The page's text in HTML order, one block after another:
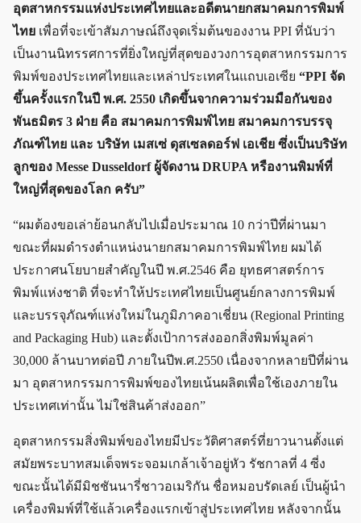
อุตสาหกรรมแห่งประเทศไทยและอดีตนายกสมาคมการพิมพ์
ไทย เพื่อที่จะเข้าสัมภาษณ์ถึงจุดเริ่มต้นของงาน PPI ที่นับว่า
เป็นงานนิทรรศการที่ยิ่งใหญ่ที่สุดของวงการอุตสาหกรรมการ
พิมพ์ของประเทศไทยและเหล่าประเทศในแถบเอเซีย “PPI จัด
ขึ้นครั้งแรกในปี พ.ศ. 2550 เกิดขึ้นจากความร่วมมือกันของ
พันธมิตร 3 ฝ่าย คือ สมาคมการพิมพ์ไทย สมาคมการบรรจุ
ภัณฑ์ไทย และ บริษัท เมสเซ่ ดุสเซลดอร์ฟ เอเชีย ซึ่งเป็นบริษัท
ลูกของ Messe Dusseldorf ผู้จัดงาน DRUPA หรืองานพิมพ์ที่
ใหญ่ที่สุดของโลก ครับ”
“ผมต้องขอเล่าย้อนกลับไปเมื่อประมาณ 10 กว่าปีที่ผ่านมา
ขณะที่ผมดำรงตำแหน่งนายกสมาคมการพิมพ์ไทย ผมได้
ประกาศนโยบายสำคัญในปี พ.ศ.2546 คือ ยุทธศาสตร์การ
พิมพ์แห่งชาติ ที่จะทำให้ประเทศไทยเป็นศูนย์กลางการพิมพ์
และบรรจุภัณฑ์แห่งใหม่ในภูมิภาคอาเชี่ยน (Regional Printing
and Packaging Hub) และตั้งเป้าการส่งออกสิ่งพิมพ์มูลค่า
30,000 ล้านบาทต่อปี ภายในปีพ.ศ.2550 เนื่องจากหลายปีที่ผ่าน
มา อุตสาหกรรมการพิมพ์ของไทยเน้นผลิตเพื่อใช้เองภายใน
ประเทศเท่านั้น ไม่ใช่สินค้าส่งออก”
อุตสาหกรรมสิ่งพิมพ์ของไทยมีประวัติศาสตร์ที่ยาวนานตั้งแต่
สมัยพระบาทสมเด็จพระจอมเกล้าเจ้าอยู่หัว รัชกาลที่ 4 ซี่ง
ขณะนั้นได้มีมิชชันนารี่ชาวอเมริกัน ชื่อหมอบรัดเลย์ เป็นผู้นำ
เครื่องพิมพ์ที่ใช้แล้วเครื่องแรกเข้าสู่ประเทศไทย หลังจากนั้น